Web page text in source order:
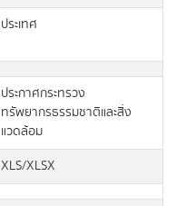
ประเทศ
ประกาศกระทรวง
ทรัพยากรธรรมชาติและสิ่ง
แวดล้อม
XLS/XLSX